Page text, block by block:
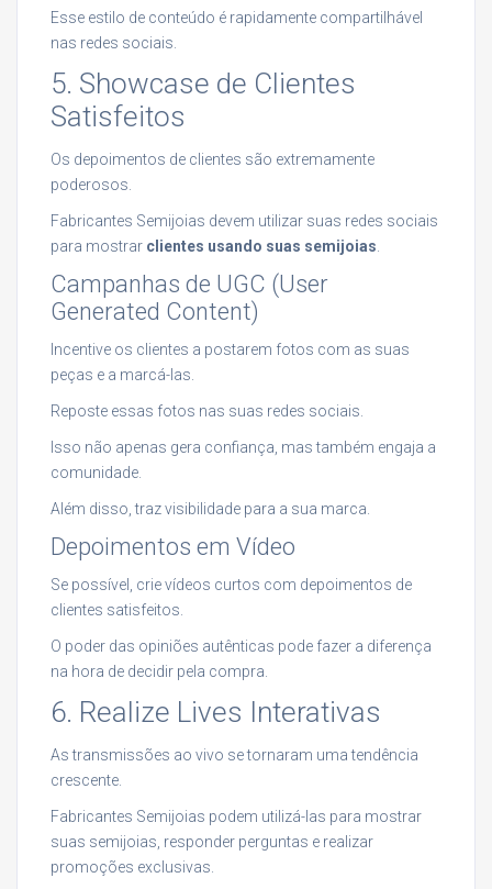
Esse estilo de conteúdo é rapidamente compartilhável
nas redes sociais.
5. Showcase de Clientes
Satisfeitos
Os depoimentos de clientes são extremamente
poderosos.
Fabricantes Semijoias devem utilizar suas redes sociais
para mostrar clientes usando suas semijoias
Campanhas de UGC (User
Generated Content)
Incentive os clientes a postarem fotos com as suas
peças e a marcá-las.
Reposte essas fotos nas suas redes sociais.
Isso não apenas gera confiança, mas também engaja a
comunidade.
Além disso, traz visibilidade para a sua marca.
Depoimentos em Vídeo
Se possível, crie vídeos curtos com depoimentos de
clientes satisfeitos.
O poder das opiniões autênticas pode fazer a diferença
na hora de decidir pela compra.
6. Realize Lives Interativas
As transmissões ao vivo se tornaram uma tendência
crescente.
Fabricantes Semijoias podem utilizá-las para mostrar
suas semijoias, responder perguntas e realizar
promoções exclusivas.